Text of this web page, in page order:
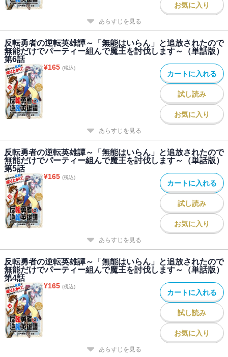
お気に入り
あらすじを見る
反転勇者の逆転英雄譚～「無能はいらん」と追放されたので
無能だけでパーティー組んで魔王を討伐します～（単話版）
第6話
¥165 (税込)
カートに入れる
試し読み
お気に入り
あらすじを見る
反転勇者の逆転英雄譚～「無能はいらん」と追放されたので
無能だけでパーティー組んで魔王を討伐します～（単話版）
第5話
¥165 (税込)
カートに入れる
試し読み
お気に入り
あらすじを見る
反転勇者の逆転英雄譚～「無能はいらん」と追放されたので
無能だけでパーティー組んで魔王を討伐します～（単話版）
第4話
¥165 (税込)
カートに入れる
試し読み
お気に入り
あらすじを見る